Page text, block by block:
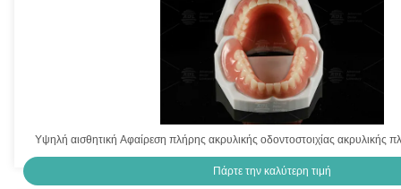
Υψηλή αισθητική Αφαίρεση πλήρης ακρυλικής οδοντοστοιχίας ακρυλικής
Πάρτε την καλύτερη τιμή